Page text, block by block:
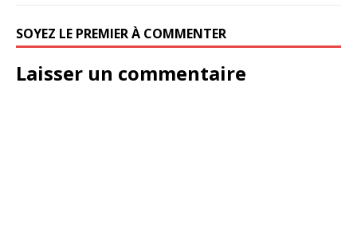
SOYEZ LE PREMIER À COMMENTER
Laisser un commentaire